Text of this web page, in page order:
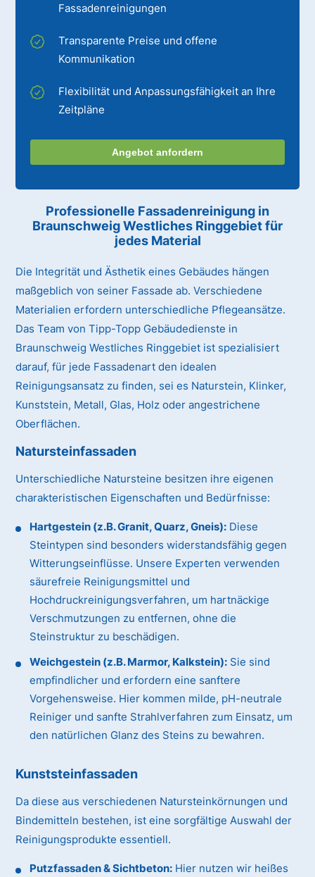
Fassadenreinigungen
Transparente Preise und offene
Kommunikation
Flexibilität und Anpassungsfähigkeit an Ihre
Zeitpläne
Angebot anfordern
Professionelle Fassadenreinigung in
Braunschweig Westliches Ringgebiet für
jedes Material
Die Integrität und Ästhetik eines Gebäudes hängen
maßgeblich von seiner Fassade ab. Verschiedene
Materialien erfordern unterschiedliche Pflegeansätze.
Das Team von Tipp-Topp Gebäudedienste in
Braunschweig Westliches Ringgebiet ist spezialisiert
darauf, für jede Fassadenart den idealen
Reinigungsansatz zu finden, sei es Naturstein, Klinker,
Kunststein, Metall, Glas, Holz oder angestrichene
Oberflächen.
Natursteinfassaden
Unterschiedliche Natursteine besitzen ihre eigenen
charakteristischen Eigenschaften und Bedürfnisse:
Hartgestein (z.B. Granit, Quarz, Gneis): Diese
Steintypen sind besonders widerstandsfähig gegen
Witterungseinflüsse. Unsere Experten verwenden
säurefreie Reinigungsmittel und
Hochdruckreinigungsverfahren, um hartnäckige
Verschmutzungen zu entfernen, ohne die
Steinstruktur zu beschädigen.
Weichgestein (z.B. Marmor, Kalkstein): Sie sind
empfindlicher und erfordern eine sanftere
Vorgehensweise. Hier kommen milde, pH-neutrale
Reiniger und sanfte Strahlverfahren zum Einsatz, um
den natürlichen Glanz des Steins zu bewahren.
Kunststeinfassaden
Da diese aus verschiedenen Natursteinkörnungen und
Bindemitteln bestehen, ist eine sorgfältige Auswahl der
Reinigungsprodukte essentiell.
Putzfassaden & Sichtbeton: Hier nutzen wir heißes